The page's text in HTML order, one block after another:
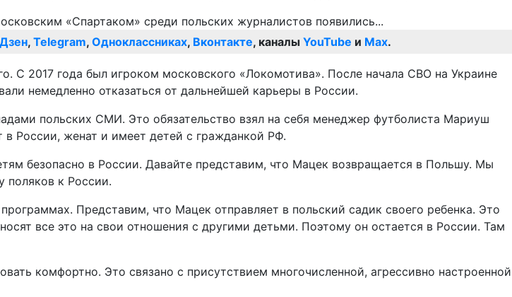
, Telegram, Одноклассниках, Вконтакте, каналы YouTube и Max.
С 2017 года был игроком московского «Локомотива». После начала СВО на Украине
немедленно отказаться от дальнейшей карьеры в России.
польских СМИ. Это обязательство взял на себя менеджер футболиста Мариуш
России, женат и имеет детей с гражданкой РФ.
безопасно в России. Давайте представим, что Мацек возвращается в Польшу. Мы
поляков к России.
Представим, что Мацек отправляет в польский садик своего ребенка. Это
все это на свои отношения с другими детьми. Поэтому он остается в России. Там
комфортно. Это связано с присутствием многочисленной, агрессивно настроенной